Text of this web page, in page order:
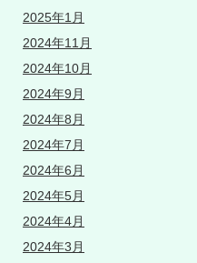
2025年1月
2024年11月
2024年10月
2024年9月
2024年8月
2024年7月
2024年6月
2024年5月
2024年4月
2024年3月